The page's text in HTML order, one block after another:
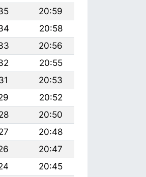
20:59
20:58
20:56
20:55
20:53
20:52
20:50
20:48
20:47
20:45